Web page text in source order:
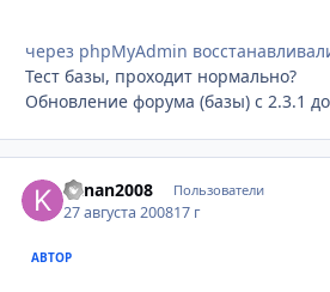
через phpMyAdmin
Тест базы, проходит нормально?
Обновление форума (базы) с 2.3.1
kanan2008 Пользователи
27 августа 200817 г
АВТОР